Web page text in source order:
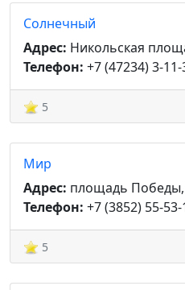
Солнечный
Адрес: Никольская
Телефон: +7 (47234) 3-
5
Мир
Адрес: площадь Победы,
Телефон: +7 (3852) 55-
5